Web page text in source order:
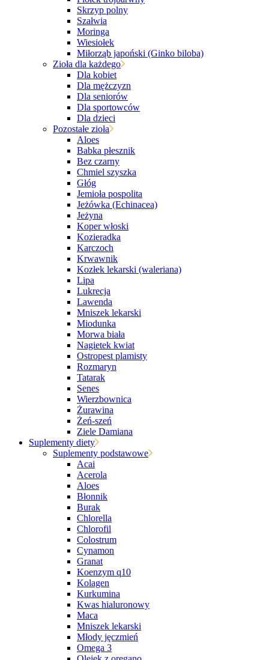
Skrzyp polny
Szałwia
Moringa
Wiesiołek
Miłorząb japoński (Ginko biloba)
Zioła dla każdego
Dla kobiet
Dla mężczyzn
Dla seniorów
Dla sportowców
Dla dzieci
Pozostałe zioła
Aloes
Babka płesznik
Bez czarny
Chmiel szyszka
Głóg
Jemioła pospolita
Jeżówka (Echinacea)
Jeżyna
Koper włoski
Kozieradka
Karczoch
Krwawnik
Kozłek lekarski (waleriana)
Lipa
Lukrecja
Lawenda
Mniszek lekarski
Miodunka
Morwa biała
Nagietek kwiat
Ostropest plamisty
Rozmaryn
Tatarak
Senes
Wierzbownica
Żurawina
Żeń-szeń
Ziele Damiana
Suplementy diety
Suplementy podstawowe
Acai
Acerola
Aloes
Błonnik
Burak
Chlorella
Chlorofil
Colostrum
Cynamon
Granat
Koenzym q10
Kolagen
Kurkumina
Kwas hialuronowy
Maca
Mniszek lekarski
Młody jęczmień
Omega 3